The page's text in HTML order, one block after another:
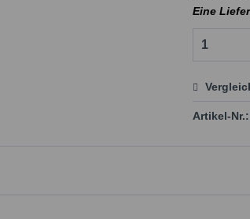
Eine
Preis
Artikel-Nr.: